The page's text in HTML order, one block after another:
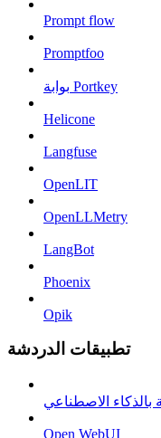
Prompt flow
Promptfoo
بوابة Portkey
Helicone
Langfuse
OpenLIT
OpenLLMetry
LangBot
Phoenix
Opik
تطبيقات الدردشة
الاصطناعي
Open WebUI